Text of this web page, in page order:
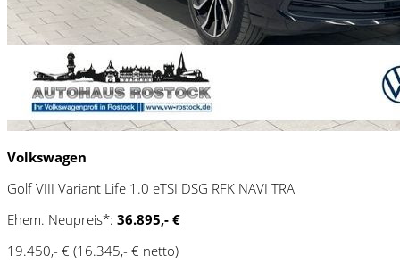
Volkswagen
Golf VIII Variant Life 1.0 eTSI DSG RFK NAVI TRA
Ehem. Neupreis*: 36.895,- €
19.450,- € (16.345,- € netto)